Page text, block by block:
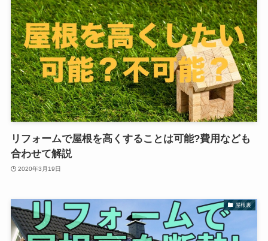
リフォームで屋根を高くすることは可能?費用なども
合わせて解説
2020年3月19日
屋根裏